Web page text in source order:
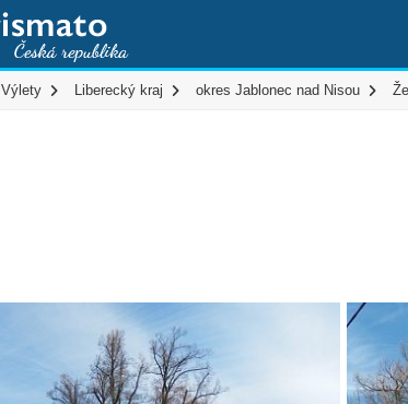
Výlety Liberecký kraj okres Jablonec nad Nisou